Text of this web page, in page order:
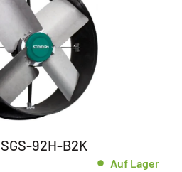
92H-B2K
Auf Lager